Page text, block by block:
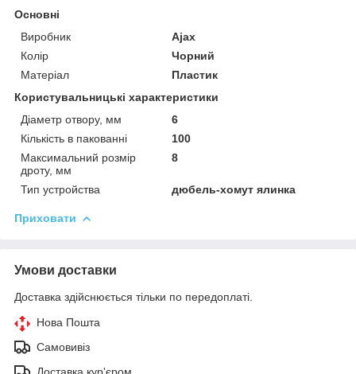
Основні
Виробник
Ajax
Колір
Чорний
Матеріал
Пластик
Користувальницькі характеристики
Діаметр отвору, мм
6
Кількість в пакованні
100
Максимальний розмір
дроту, мм
8
Тип устройства дюбель-хомут ялинка
Приховати
Умови доставки
Доставка здійснюється тільки по передоплаті.
Нова Пошта
Самовивіз
Доставка кур'єром